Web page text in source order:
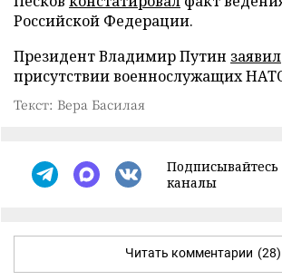
Российской Федерации.
Президент Владимир Путин заявил
присутствии военнослужащих
Текст: Вера Басилая
каналы
Читать комментарии (28)